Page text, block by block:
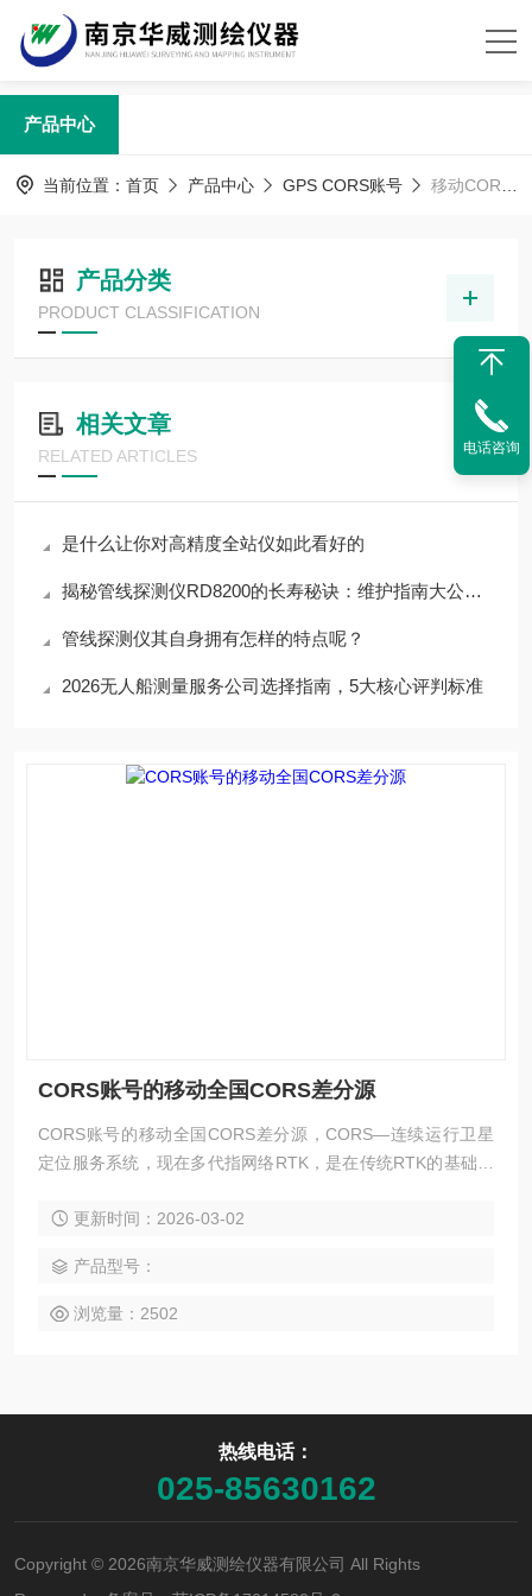
产品中心
当前位置： 首页 产品中心 GPS CORS账号 移动CORS账号
产品分类
PRODUCT CLASSIFICATION
相关文章
RELATED ARTICLES
是什么让你对高精度全站仪如此看好的
揭秘管线探测仪RD8200的长寿秘诀：维护指南大公开！
管线探测仪其自身拥有怎样的特点呢？
2026无人船测量服务公司选择指南，5大核心评判标准
CORS账号的移动全国CORS差分源
CORS账号的移动全国CORS差分源，CORS—连续运行卫星
定位服务系统，现在多代指网络RTK，是在传统RTK的基础上
络，统一把数据传送到服务器，服务器通过优化软件和移动站
附近虚拟出一个基站信息来供移动站进行差分解算。用户只需
一台接收机即可进行厘米级的实时快速定位。
更新时间：2026-03-02
产品型号：
浏览量：2502
热线电话：
025-85630162
Copyright © 2026南京华威测绘仪器有限公司 All Rights
电话咨询